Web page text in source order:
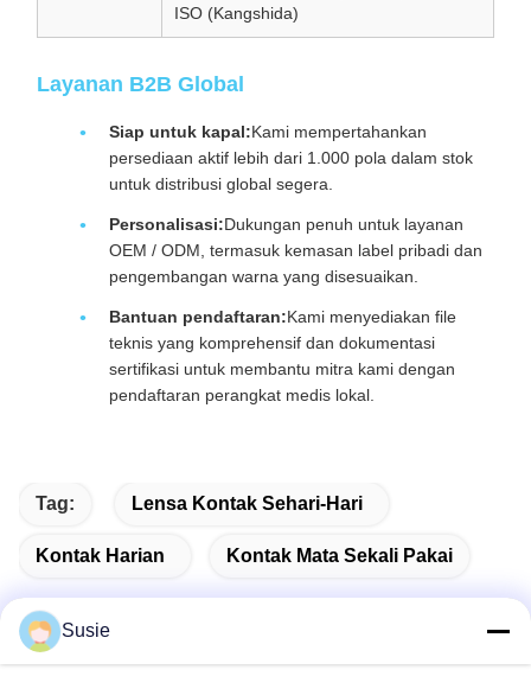
ISO (Kangshida)
Layanan B2B Global
Siap untuk kapal:Kami mempertahankan
persediaan aktif lebih dari 1.000 pola dalam stok
untuk distribusi global segera.
Personalisasi:Dukungan penuh untuk layanan
OEM / ODM, termasuk kemasan label pribadi dan
pengembangan warna yang disesuaikan.
Bantuan pendaftaran:Kami menyediakan file
teknis yang komprehensif dan dokumentasi
sertifikasi untuk membantu mitra kami dengan
pendaftaran perangkat medis lokal.
Tag: Lensa Kontak Sehari-Hari
Kontak Harian Kontak Mata Sekali Pakai
Susie